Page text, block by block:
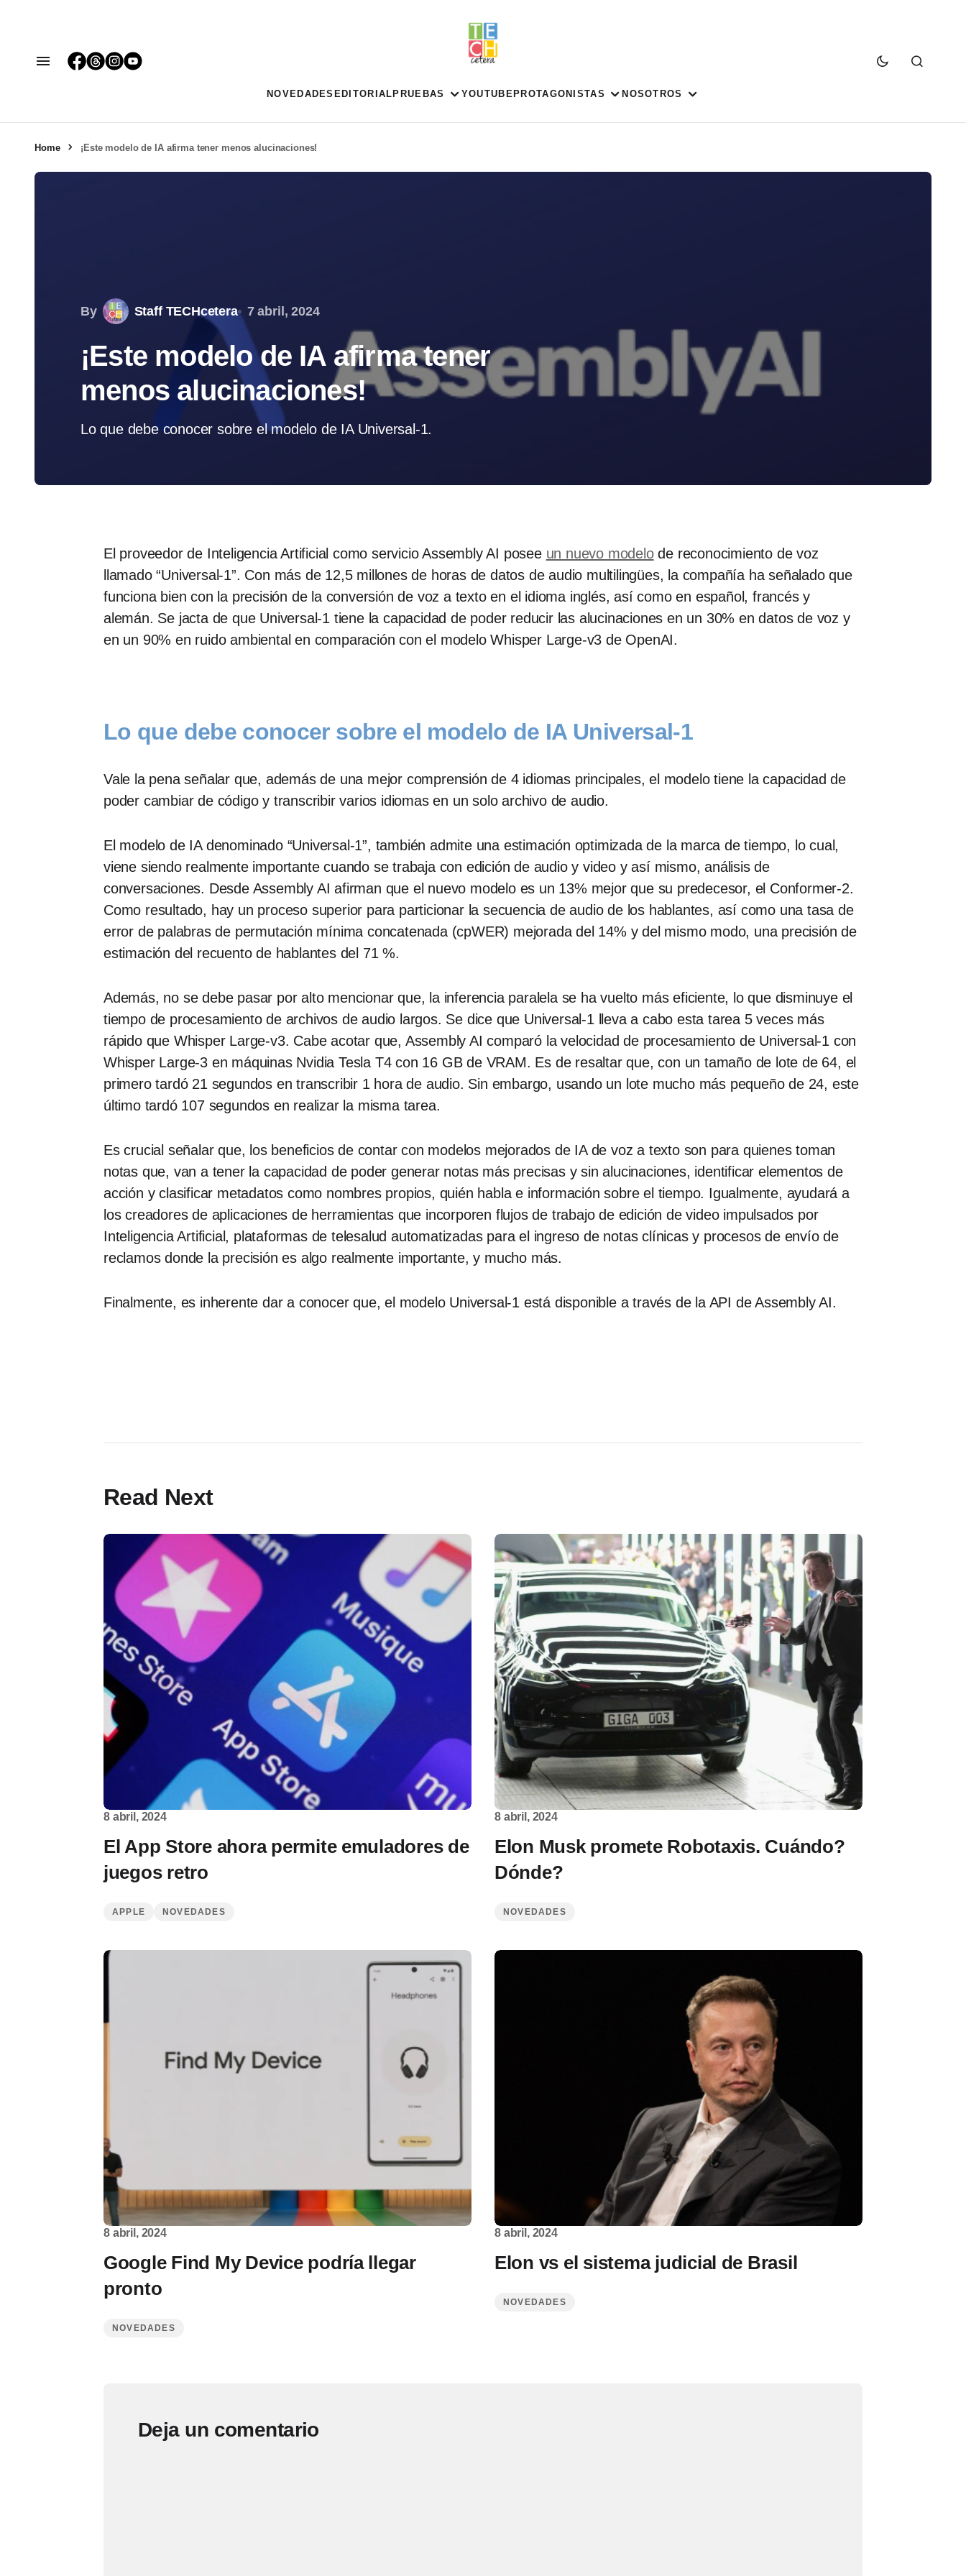
NOVEDADES EDITORIAL PRUEBAS YOUTUBE PROTAGONISTAS NOSOTROS
Home ¡Este modelo de IA afirma tener menos alucinaciones!
By Staff TECHcetera 7 abril, 2024
¡Este modelo de IA afirma tener
menos alucinaciones!
Lo que debe conocer sobre el modelo de IA Universal-1.
El proveedor de Inteligencia Artificial como servicio Assembly AI posee un nuevo modelode reconocimiento de voz
llamado “Universal-1”. Con más de 12,5 millones de horas de datos de audio multilingües, la compañía ha señalado que
funciona bien con la precisión de la conversión de voz a texto en el idioma inglés, así como en español, francés y
alemán. Se jacta de que Universal-1 tiene la capacidad de poder reducir las alucinaciones en un 30% en datos de voz y
en un 90% en ruido ambiental en comparación con el modelo Whisper Large-v3 de OpenAI.
Lo que debe conocer sobre el modelo de IA Universal-1
Vale la pena señalar que, además de una mejor comprensión de 4 idiomas principales, el modelo tiene la capacidad de
poder cambiar de código y transcribir varios idiomas en un solo archivo de audio.
El modelo de IA denominado “Universal-1”, también admite una estimación optimizada de la marca de tiempo, lo cual,
viene siendo realmente importante cuando se trabaja con edición de audio y video y así mismo, análisis de
conversaciones. Desde Assembly AI afirman que el nuevo modelo es un 13% mejor que su predecesor, el Conformer-2.
Como resultado, hay un proceso superior para particionar la secuencia de audio de los hablantes, así como una tasa de
error de palabras de permutación mínima concatenada (cpWER) mejorada del 14% y del mismo modo, una precisión de
estimación del recuento de hablantes del 71 %.
Además, no se debe pasar por alto mencionar que, la inferencia paralela se ha vuelto más eficiente, lo que disminuye el
tiempo de procesamiento de archivos de audio largos. Se dice que Universal-1 lleva a cabo esta tarea 5 veces más
rápido que Whisper Large-v3. Cabe acotar que, Assembly AI comparó la velocidad de procesamiento de Universal-1 con
Whisper Large-3 en máquinas Nvidia Tesla T4 con 16 GB de VRAM. Es de resaltar que, con un tamaño de lote de 64, el
primero tardó 21 segundos en transcribir 1 hora de audio. Sin embargo, usando un lote mucho más pequeño de 24, este
último tardó 107 segundos en realizar la misma tarea.
Es crucial señalar que, los beneficios de contar con modelos mejorados de IA de voz a texto son para quienes toman
notas que, van a tener la capacidad de poder generar notas más precisas y sin alucinaciones, identificar elementos de
acción y clasificar metadatos como nombres propios, quién habla e información sobre el tiempo. Igualmente, ayudará a
los creadores de aplicaciones de herramientas que incorporen flujos de trabajo de edición de video impulsados ​​por
Inteligencia Artificial, plataformas de telesalud automatizadas para el ingreso de notas clínicas y procesos de envío de
reclamos donde la precisión es algo realmente importante, y mucho más.
Finalmente, es inherente dar a conocer que, el modelo Universal-1 está disponible a través de la API de Assembly AI.
Read Next
8 abril, 2024
El App Store ahora permite emuladores de
juegos retro
APPLE NOVEDADES
8 abril, 2024
Elon Musk promete Robotaxis. Cuándo?
Dónde?
NOVEDADES
8 abril, 2024
Google Find My Device podría llegar
pronto
NOVEDADES
8 abril, 2024
Elon vs el sistema judicial de Brasil
NOVEDADES
Deja un comentario